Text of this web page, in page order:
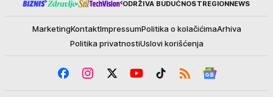
ODRŽIVA BUDUĆNOSTREGIONNEWS
MarketingKontaktImpressumPolitika o kolačićimaArhiva
Politika privatnostiUslovi korišćenja